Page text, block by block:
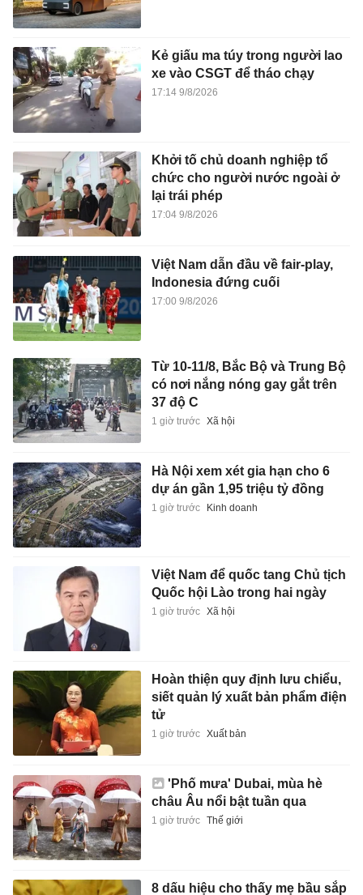
Kẻ giấu ma túy trong người lao
xe vào CSGT để tháo chạy
17:14 9/8/2026
Khởi tố chủ doanh nghiệp tổ
chức cho người nước ngoài ở
lại trái phép
17:04 9/8/2026
Việt Nam dẫn đầu về fair-play,
Indonesia đứng cuối
17:00 9/8/2026
Từ 10-11/8, Bắc Bộ và Trung Bộ
có nơi nắng nóng gay gắt trên
37 độ C
1 giờ trước Xã hội
Hà Nội xem xét gia hạn cho 6
dự án gần 1,95 triệu tỷ đồng
1 giờ trước Kinh doanh
Việt Nam để quốc tang Chủ tịch
Quốc hội Lào trong hai ngày
1 giờ trước Xã hội
Hoàn thiện quy định lưu chiểu,
siết quản lý xuất bản phẩm điện
tử
1 giờ trước Xuất bản
'Phố mưa' Dubai, mùa hè
châu Âu nổi bật tuần qua
1 giờ trước Thế giới
8 dấu hiệu cho thấy mẹ bầu sắp